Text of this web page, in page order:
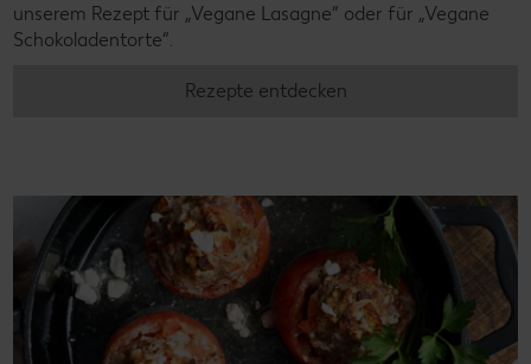
unserem Rezept für „Vegane Lasagne“ oder für „Vegane
Schokoladentorte“.
Rezepte entdecken